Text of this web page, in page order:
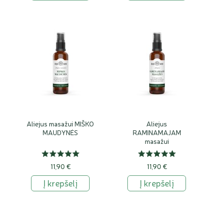
kurie aiškiai nurodyti kaip tinkami veido masažui.
Kaip laikyti natūralų masažo aliejų?
Natūralų masažo aliejų laikykite sandariai uždarytą, vėsioje,
sausoje ir nuo tiesioginės saulės apsaugotoje vietoje. Taip
Aliejus masažui MIŠKO
MAUDYNĖS
11,90 €
Į krepšelį
Aliejus
RAMINAMAJAM
masažui
11,90 €
Į krepšelį